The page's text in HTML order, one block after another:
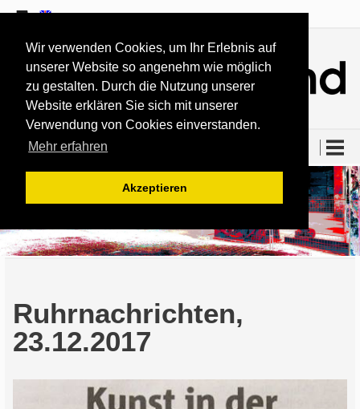
Wir verwenden Cookies, um Ihr Erlebnis auf
unserer Website so angenehm wie möglich
zu gestalten. Durch die Nutzung unserer
Website erklären Sie sich mit unserer
Verwendung von Cookies einverstanden.
Mehr erfahren
Akzeptieren
Ruhrnachrichten,
23.12.2017